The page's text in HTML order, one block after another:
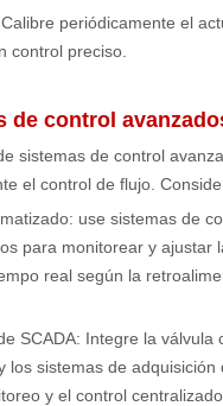
periódicamente el
control preciso.
de control
sistemas de control
el control de flujo.
use sistemas de
para monitorear y ajustar
real según la
SCADA: Integre la válvula
los sistemas de adquisición
y el control